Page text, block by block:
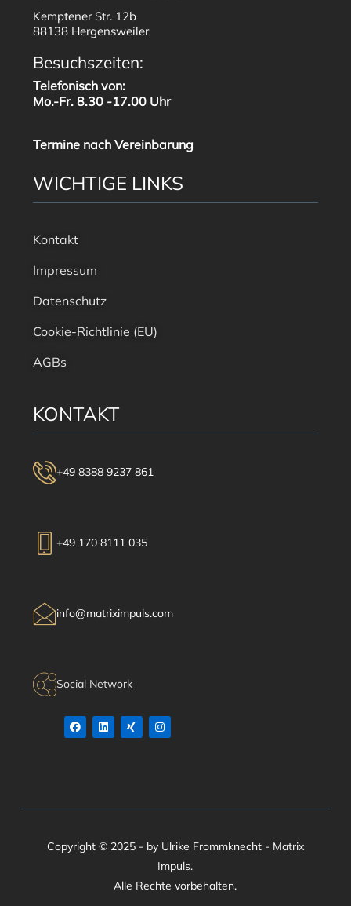
Kemptener Str. 12b
88138 Hergensweiler
Besuchszeiten:
Telefonisch von:
Mo.-Fr. 8.30 -17.00 Uhr
Termine nach Vereinbarung
WICHTIGE LINKS
Kontakt
Impressum
Datenschutz
Cookie-Richtlinie (EU)
AGBs
KONTAKT
+49 8388 9237 861
+49 170 8111 035
info@matriximpuls.com
Social Network
Copyright © 2025 - by Ulrike Frommknecht - Matrix
Impuls.
Alle Rechte vorbehalten.